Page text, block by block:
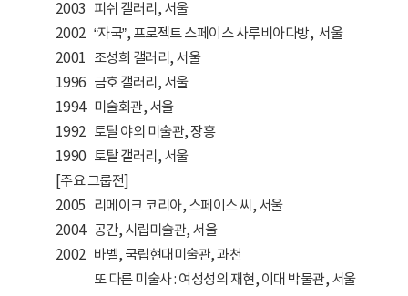
2003
피쉬 갤러리, 서울
2002 “자국”, 프로젝트 스페이스 사루비아다방, 서울
2001
조성희 갤러리, 서울
1996 금호 갤러리, 서울
1994 미술회관, 서울
1992 토탈 야외 미술관, 장흥
1990 토탈 갤러리, 서울
[주요 그룹전]
2005
리메이크 코리아, 스페이스 씨, 서울
2004 공간, 시립미술관, 서울
2002 바벨, 국립현대미술관, 과천
또 다른 미술사 : 여성성의 재현, 이대 박물관, 서울